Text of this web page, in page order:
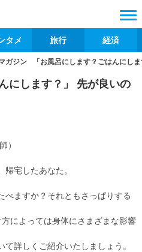
タメ 旅行 経済
ガジン 「お風呂にします？ごはんにし
にします？」 先が良いの
）
宅したあなた。
べますか？それともさっぱりする
によっては身体にさまざまな影響
詳しくご紹介いたしましょう。